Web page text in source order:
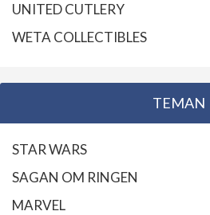
UNITED CUTLERY
WETA COLLECTIBLES
TEMAN
STAR WARS
SAGAN OM RINGEN
MARVEL